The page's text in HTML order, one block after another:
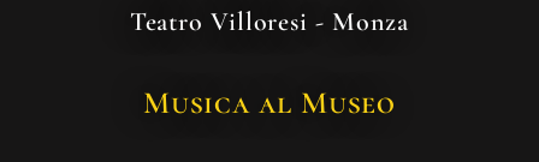
Teatro Villoresi - Monza
Musica al Museo